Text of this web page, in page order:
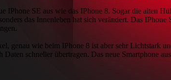
IPhone SE aus wie das IPhone 8. Sogar die alten
das Innenleben hat sich verändert. Das
genau wie beim IPhone 8 ist aber sehr Lichtstark
Daten schneller übertragen. Das neue Smartphone